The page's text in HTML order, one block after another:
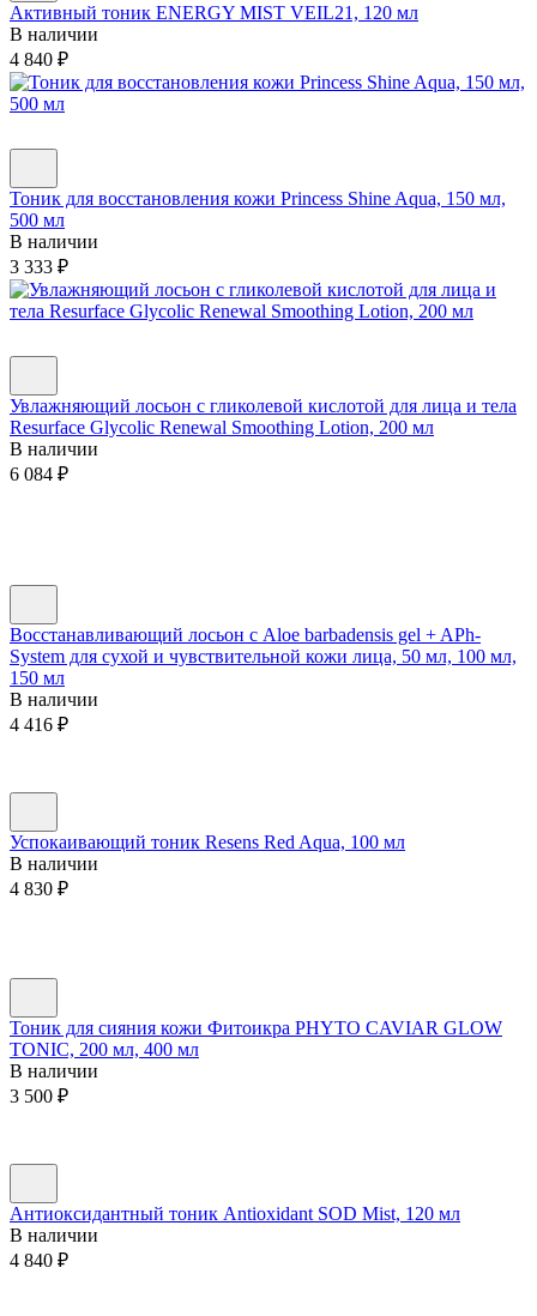
Активный тоник ENERGY MIST VEIL21, 120 мл
В наличии
4 840 ₽
Тоник для восстановления кожи Princess Shine Aqua, 150 мл,
500 мл
В наличии
3 333 ₽
Увлажняющий лосьон с гликолевой кислотой для лица и тела
Resurface Glycolic Renewal Smoothing Lotion, 200 мл
В наличии
6 084 ₽
Восстанавливающий лосьон c Aloe barbadensis gel + APh-
System для сухой и чувствительной кожи лица, 50 мл, 100 мл,
150 мл
В наличии
4 416 ₽
Успокаивающий тоник Resens Red Aqua, 100 мл
В наличии
4 830 ₽
Тоник для сияния кожи Фитоикра PHYTO CAVIAR GLOW
TONIC, 200 мл, 400 мл
В наличии
3 500 ₽
Антиоксидантный тоник Antioxidant SOD Mist, 120 мл
В наличии
4 840 ₽